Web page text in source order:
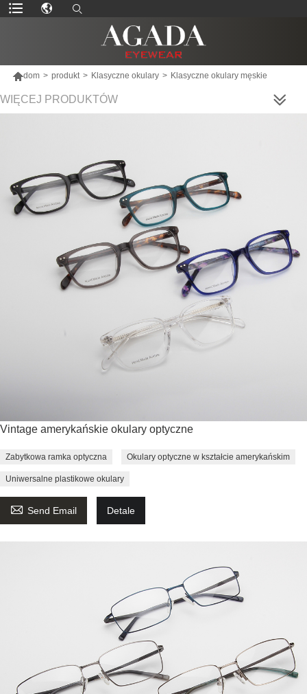
dom > produkt > Klasyczne okulary > Klasyczne okulary męskie
WIĘCEJ PRODUKTÓW
Vintage amerykańskie okulary optyczne
Zabytkowa ramka optyczna Okulary optyczne w kształcie amerykańskim
Uniwersalne plastikowe okulary
 Send Email Detale